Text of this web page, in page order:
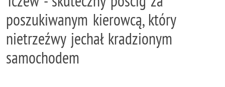
poszukiwanym kierowcą, który
nietrzeźwy jechał kradzionym
samochodem